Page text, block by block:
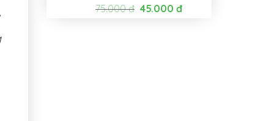
75.000đ Giá
45.000 đGiá